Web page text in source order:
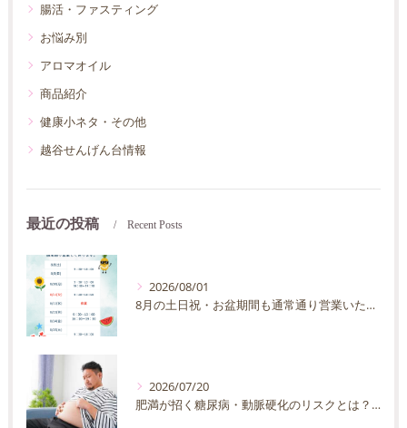
腸活・ファスティング
お悩み別
アロマオイル
商品紹介
健康小ネタ・その他
越谷せんげん台情報
最近の投稿 Recent Posts
2026/08/01
8月の土日祝・お盆期間も通常通り営業いたします
2026/07/20
肥満が招く糖尿病・動脈硬化のリスクとは？30代40代男性が今すぐ始めたい予防法を徹底解説